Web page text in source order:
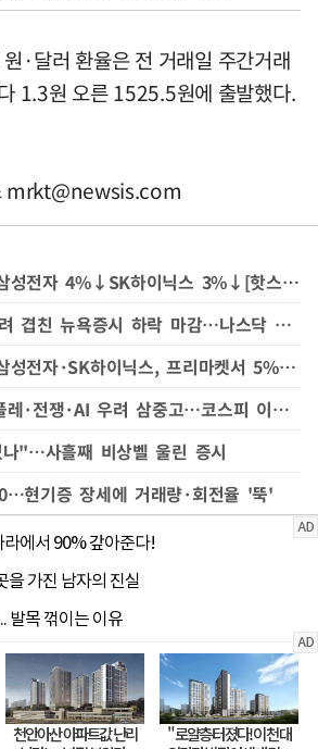
·달러 환율은 전 거래일 주간거래
1.3원 오른 1525.5원에 출발했다.
mrkt@newsis.com
美 반도체 급락에 삼성전자 4%↓SK하이닉스 3%↓[핫스탁]
인플레·이란·AI 우려 겹친 뉴욕증시 하락 마감…나스닥 2%↓(종합)
美 반도체 부진에 삼성전자·SK하이닉스, 프리마켓서 5%대 급락
[오늘의 증시]美인플레·전쟁·AI 우려 삼중고…코스피 이틀째 급락 이어지나
"…사흘째 비상벨 울린 증시
현기증 장세에 거래량·회전율 '뚝'